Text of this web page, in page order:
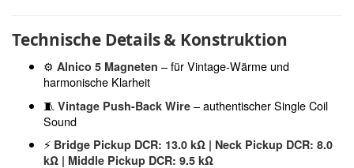
Technische Details & Konstruktion
⚙️ Alnico 5 Magneten – für Vintage-Wärme und
harmonische Klarheit
🧵 Vintage Push-Back Wire – authentischer Single Coil
Sound
⚡ Bridge Pickup DCR: 13.0 kΩ | Neck Pickup DCR: 8.0
kΩ | Middle Pickup DCR: 9.5 kΩ